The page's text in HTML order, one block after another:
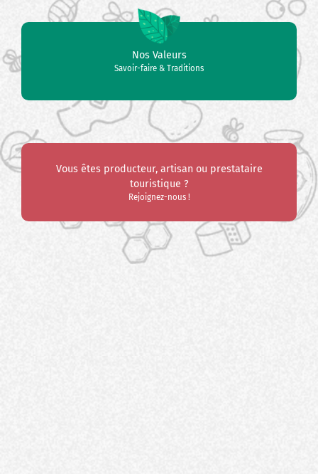
Nos Valeurs
Savoir-faire & Traditions
Vous êtes producteur, artisan ou prestataire
touristique ?
Rejoignez-nous !